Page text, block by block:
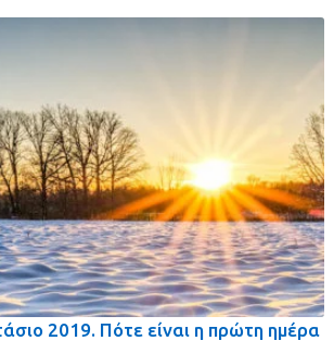
2019. Πότε είναι η πρώτη ημέρα